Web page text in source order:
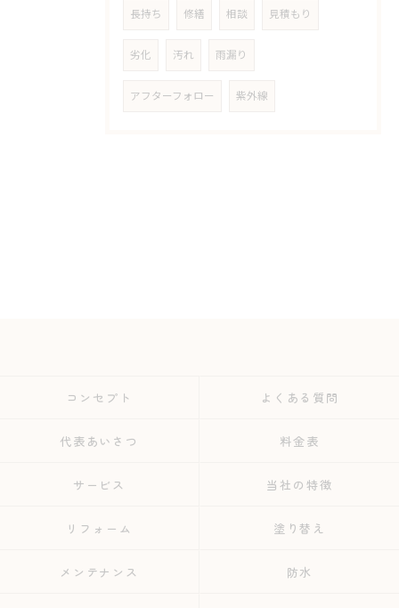
長持ち 修繕 相談 見積もり
劣化 汚れ 雨漏り
アフターフォロー 紫外線
コンセプト よくある質問
代表あいさつ 料金表
サービス 当社の特徴
リフォーム 塗り替え
メンテナンス 防水